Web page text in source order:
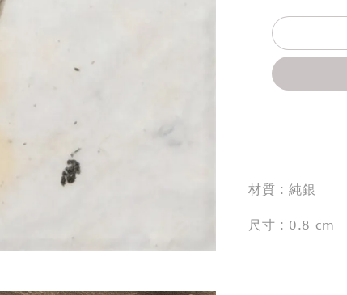
材質 : 純銀
尺寸 : 0.8 cm